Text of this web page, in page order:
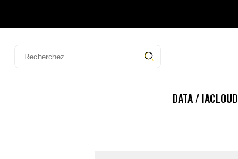
DATA / IACLOUD